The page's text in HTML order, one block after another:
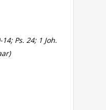
Ps. 24; 1 Joh.